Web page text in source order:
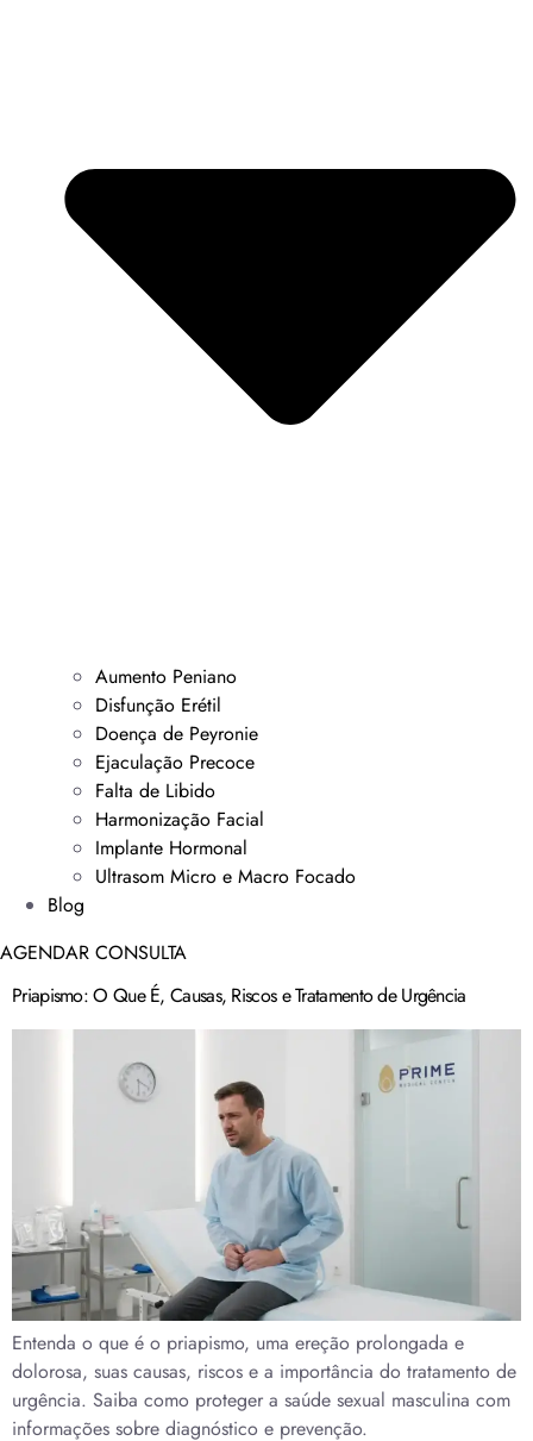
Aumento Peniano
Disfunção Erétil
Doença de Peyronie
Ejaculação Precoce
Falta de Libido
Harmonização Facial
Implante Hormonal
Ultrasom Micro e Macro Focado
Blog
AGENDAR CONSULTA
Priapismo: O Que É, Causas, Riscos e Tratamento de Urgência
Entenda o que é o priapismo, uma ereção prolongada e
dolorosa, suas causas, riscos e a importância do tratamento de
urgência. Saiba como proteger a saúde sexual masculina com
informações sobre diagnóstico e prevenção.